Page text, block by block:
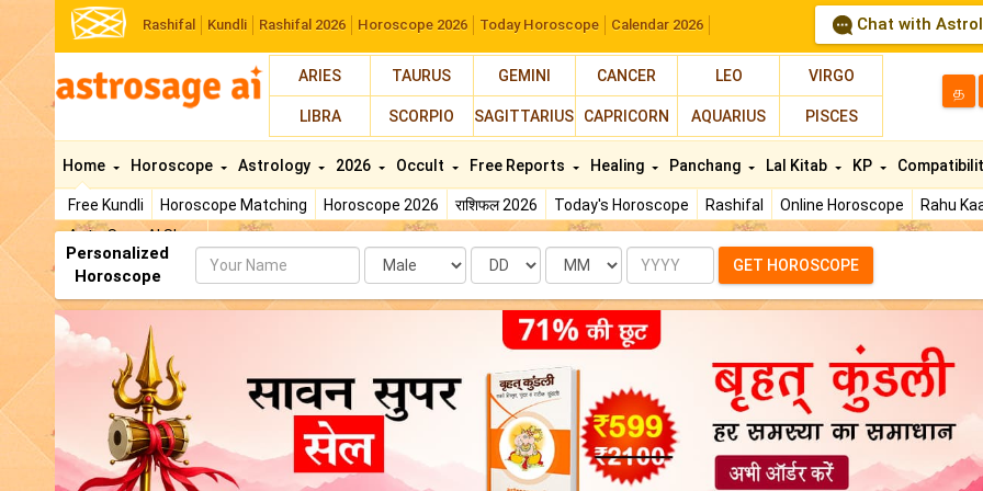
Rashifal Kundli Rashifal 2026 Horoscope 2026 Today Horoscope Calendar 2026 Chat with
ARIES TAURUS GEMINI CANCER LEO VIRGO
LIBRA SCORPIO SAGITTARIUS CAPRICORN AQUARIUS PISCES
த
Home
Free Kundli Horoscope Matching Horoscope 2026 राशिफल 2026 Today's Horoscope Rashifal Online Horoscope Rahu
AstroSage AI Shop
Horoscope Astrology 2026 Occult Free Reports Healing Panchang Lal Kitab KP
Personalized
Horoscope
Name Date Month Year GET HOROSCOPE